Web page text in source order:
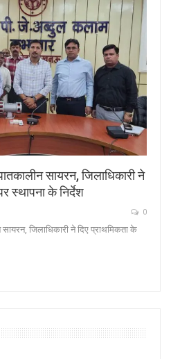
सायरन, जिलाधिकारी ने
स्थापना के निर्देश
0
जिलाधिकारी ने दिए प्राथमिकता के